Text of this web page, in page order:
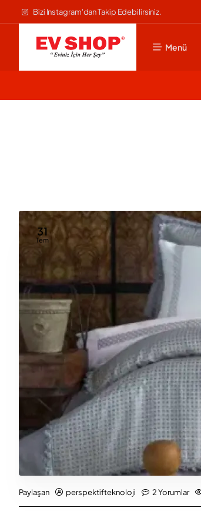
Bizi Instagram'dan Takip Edebilirsiniz.
Menü
31
Tem
Paylaşan perspektifteknoloji 2 Yorumlar